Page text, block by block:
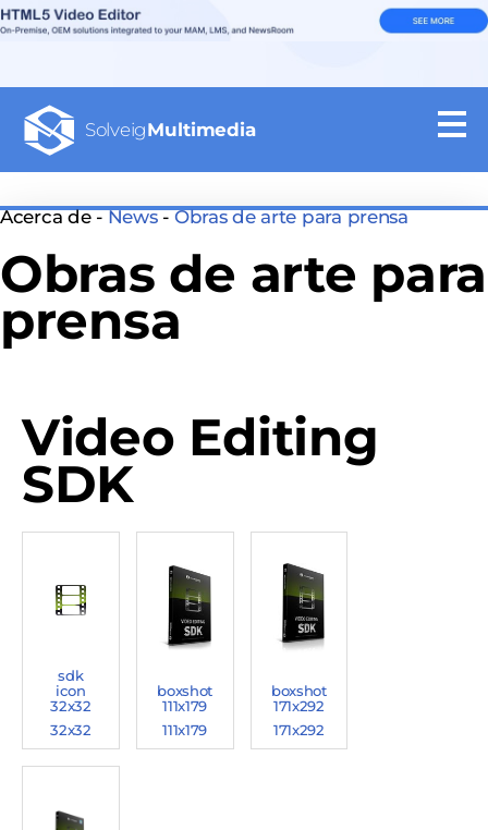
SolveigMultimedia
Acerca de -News-Obras de arte para prensa
Obras de arte para
prensa
Video Editing
SDK
sdk
icon
32x32
32x32
boxshot
111x179
111x179
boxshot
171x292
171x292